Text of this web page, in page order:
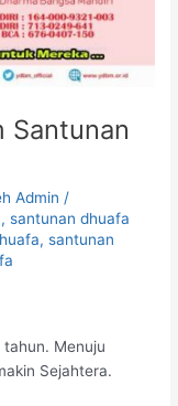
Santunan
Admin /
,santunan dhuafa
,santunan
Menuju
Sejahtera.